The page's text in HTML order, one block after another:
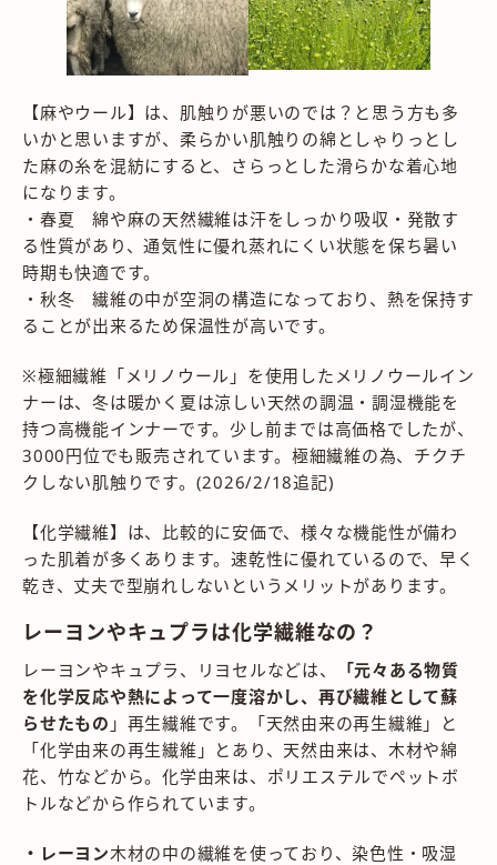
【麻やウール】は、肌触りが悪いのでは？と思う方も多
いかと思いますが、柔らかい肌触りの綿としゃりっとし
た麻の糸を混紡にすると、さらっとした滑らかな着心地
になります。
・春夏 綿や麻の天然繊維は汗をしっかり吸収・発散す
る性質があり、通気性に優れ蒸れにくい状態を保ち暑い
時期も快適です。
・秋冬 繊維の中が空洞の構造になっており、熱を保持す
ることが出来るため保温性が高いです。
※極細繊維「メリノウール」を使用したメリノウールイン
ナーは、冬は暖かく夏は涼しい天然の調温・調湿機能を
持つ高機能インナーです。少し前までは高価格でしたが、
3000円位でも販売されています。極細繊維の為、チクチ
クしない肌触りです。(2026/2/18追記)
【化学繊維】は、比較的に安価で、様々な機能性が備わ
った肌着が多くあります。速乾性に優れているので、早く
乾き、丈夫で型崩れしないというメリットがあります。
レーヨンやキュプラは化学繊維なの？
レーヨンやキュプラ、リヨセルなどは、
「元々ある物質
を化学反応や熱によって一度溶かし、再び繊維として蘇
らせたもの 」再生繊維です。「天然由来の再生繊維」と
「化学由来の再生繊維」とあり、天然由来は、木材や綿
花、竹などから。化学由来は、ポリエステルでペットボ
トルなどから作られています。
・レーヨン木材の中の繊維を使っており、染色性・吸湿